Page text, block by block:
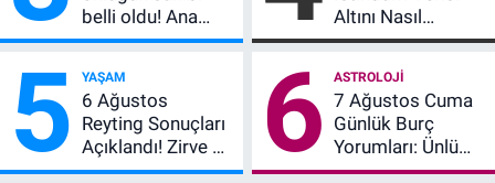
belli oldu! Ana
kadroya giren
oldu?
Altını Nasıl
Etkiler? Çok Basit
5 YAŞAM
6 Ağustos
Reyting Sonuçları
Açıklandı! Zirve El
Değiştirdi:
6 ASTROLOJI
7 Ağustos Cuma
Günlük Burç
Yorumları: Ünlü
Astrologlara Göre